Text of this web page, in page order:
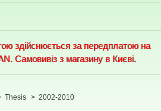
здійснюється за передплатою на
Самовивіз з магазину в Києві.
Thesis > 2002-2010